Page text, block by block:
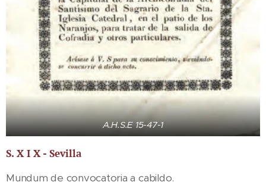
A.H.S.E 15-47-1
S. X I X - Sevilla
Mundum de convocatoria a cabildo.